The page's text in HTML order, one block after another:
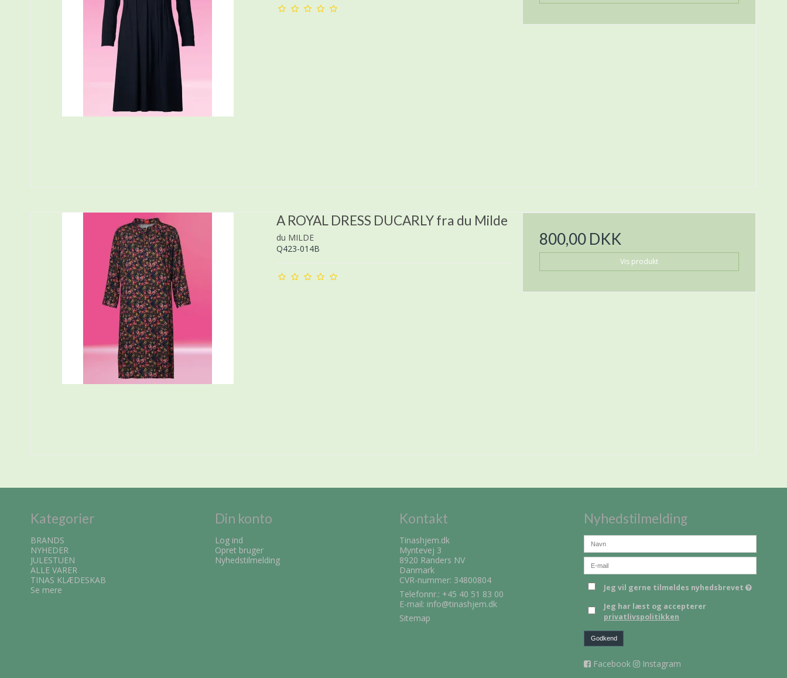
A ROYAL DRESS DUCARLY fra du Milde
du MILDE
Q423-014B
800,00 DKK
Vis produkt
Kategorier
BRANDS
NYHEDER
JULESTUEN
ALLE VARER
TINAS KLÆDESKAB
Se mere
Din konto
Log ind
Opret bruger
Nyhedstilmelding
Kontakt
Tinashjem.dk
Myntevej 3
8920 Randers NV
Danmark
CVR-nummer: 34800804
Telefonnr.: +45 40 51 83 00
E-mail: info@tinashjem.dk
Sitemap
Nyhedstilmelding
Jeg vil gerne tilmeldes nyhedsbrevet
Jeg har læst og accepterer
privatlivspolitikken
Godkend
Facebook Instagram